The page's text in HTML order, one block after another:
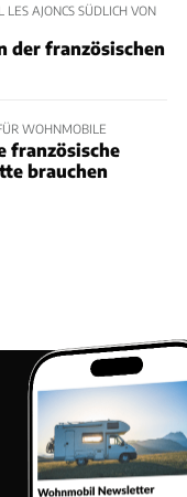
AJONCS SÜDLICH VON
der französischen
WOHNMOBILE
französische
brauchen